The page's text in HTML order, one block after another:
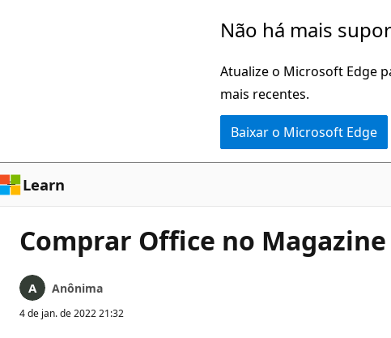
Não há mais
Atualize o Microsoft Edge
mais recentes.
Baixar o Microsoft Edge
Learn
Comprar Office no
Anônima
4 de jan. de 2022 21:32